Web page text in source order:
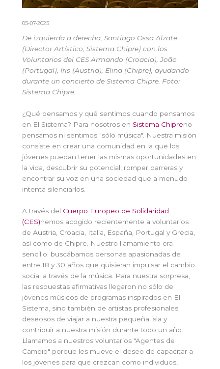
05-07-2025
De izquierda a derecha, Santiago Ossa Alzate
(Director Artístico, Sistema Chipre) con los
Voluntarios del CES Armando (Croacia), João
(Portugal), Iris (Austria), Elina (Chipre), ayudando
durante un concierto de Sistema Chipre. Foto:
Sistema Chipre.
¿Qué pensamos y qué sentimos cuando pensamos
en El Sistema? Para nosotros en Sistema Chipreno
pensamos ni sentimos "sólo música". Nuestra misión
consiste en crear una comunidad en la que los
jóvenes puedan tener las mismas oportunidades en
la vida, descubrir su potencial, romper barreras y
encontrar su voz en una sociedad que a menudo
intenta silenciarlos.
A través del Cuerpo Europeo de Solidaridad
(CES)hemos acogido recientemente a voluntarios
de Austria, Croacia, Italia, España, Portugal y Grecia,
así como de Chipre. Nuestro llamamiento era
sencillo: buscábamos personas apasionadas de
entre 18 y 30 años que quisieran impulsar el cambio
social a través de la música. Para nuestra sorpresa,
las respuestas afirmativas llegaron no sólo de
jóvenes músicos de programas inspirados en El
Sistema, sino también de artistas profesionales
deseosos de viajar a nuestra pequeña isla y
contribuir a nuestra misión durante todo un año.
Llamamos a nuestros voluntarios "Agentes de
Cambio" porque les mueve el deseo de capacitar a
los jóvenes para que crezcan como individuos,